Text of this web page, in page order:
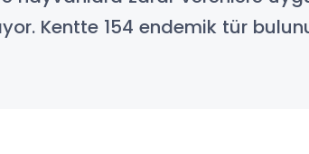
Kentte 154 endemik tür